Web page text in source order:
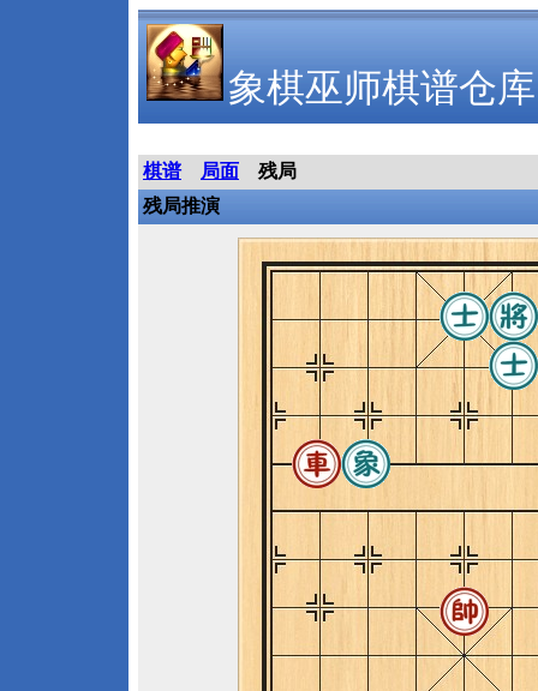
象棋巫师棋谱仓库
棋谱 局面
残局
残局推演